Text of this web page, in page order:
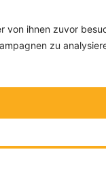
von ihnen zuvor
zu
›